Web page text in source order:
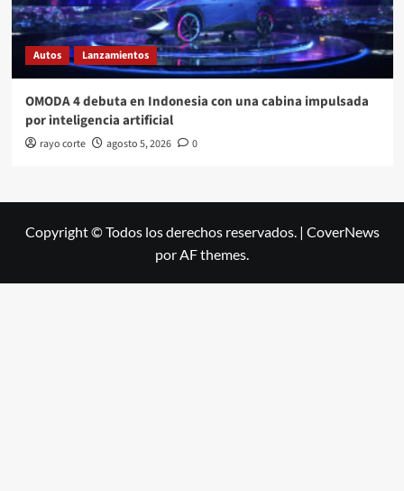
Autos Lanzamientos
OMODA 4 debuta en Indonesia con una cabina impulsada
por inteligencia artificial
rayo corte agosto 5, 2026 0
Copyright © Todos los derechos reservados. | CoverNews
por AF themes.